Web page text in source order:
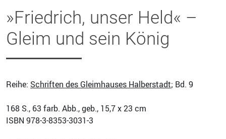
»Friedrich, unser Held« –
Gleim und sein König
Reihe: Schriften des Gleimhauses Halberstadt; Bd. 9
168 S., 63 farb. Abb., geb., 15,7 x 23 cm
ISBN 978-3-8353-3031-3